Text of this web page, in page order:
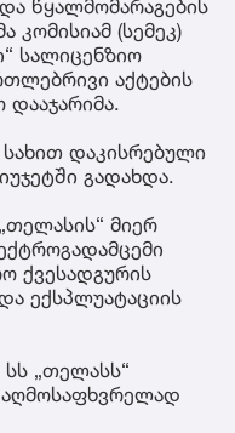
წყალმომარაგების
(სემეკ)
სალიცენზიო
აქტების
სახით დაკისრებული
გადახდა.
მიერ
ქვესადგურის
ექსპლუატაციის
„თელასს“